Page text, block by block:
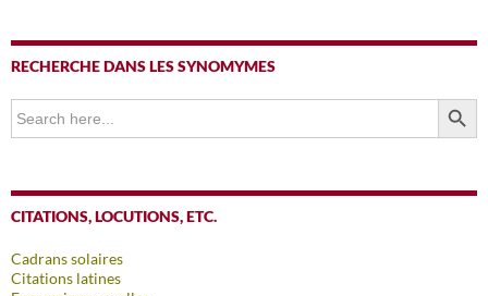
RECHERCHE DANS LES SYNOMYMES
Search
for:
SEARCH
CITATIONS, LOCUTIONS, ETC.
Cadrans solaires
Citations latines